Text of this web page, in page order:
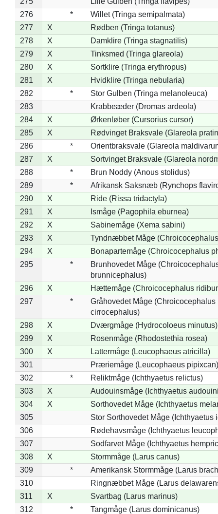
276
*
Willet (Tringa semipalmata)
277
X
Rødben (Tringa totanus)
278
X
Damklire (Tringa stagnatilis)
279
X
Tinksmed (Tringa glareola)
280
X
Sortklire (Tringa erythropus)
281
X
Hvidklire (Tringa nebularia)
282
*
Stor Gulben (Tringa melanoleuca)
283
Krabbeæder (Dromas ardeola)
284
X
Ørkenløber (Cursorius cursor)
285
X
Rødvinget Braksvale (Glareola
286
*
Orientbraksvale (Glareola
287
X
Sortvinget Braksvale (Glareola
288
*
Brun Noddy (Anous stolidus)
289
*
Afrikansk Saksnæb (Rynchops
290
X
Ride (Rissa tridactyla)
291
X
Ismåge (Pagophila eburnea)
292
X
Sabinemåge (Xema sabini)
293
X
Tyndnæbbet Måge
294
X
Bonapartemåge (Chroicocephalus
295
*
Brunhovedet Måge
brunnicephalus)
296
X
Hættemåge (Chroicocephalus
297
*
Gråhovedet Måge (Chroicocephalus
cirrocephalus)
298
X
Dværgmåge (Hydrocoloeus minutus)
299
X
Rosenmåge (Rhodostethia rosea)
300
X
Lattermåge (Leucophaeus atricilla)
301
Præriemåge (Leucophaeus pipixcan)
302
*
Reliktmåge (Ichthyaetus relictus)
303
X
Audouinsmåge (Ichthyaetus
304
X
Sorthovedet Måge (Ichthyaetus
305
Stor Sorthovedet Måge (Ichthyaetus
306
Rødehavsmåge (Ichthyaetus
307
Sodfarvet Måge (Ichthyaetus
308
X
Stormmåge (Larus canus)
309
*
Amerikansk Stormmåge (Larus
310
Ringnæbbet Måge (Larus
311
X
Svartbag (Larus marinus)
312
*
Tangmåge (Larus dominicanus)